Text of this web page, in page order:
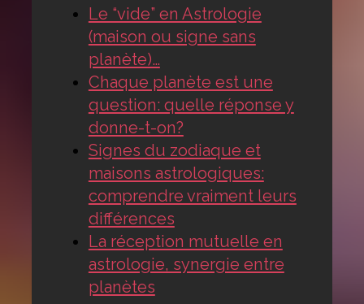
Le “vide” en Astrologie
(maison ou signe sans
planète)…
Chaque planète est une
question: quelle réponse y
donne-t-on?
Signes du zodiaque et
maisons astrologiques:
comprendre vraiment leurs
différences
La réception mutuelle en
astrologie, synergie entre
planètes